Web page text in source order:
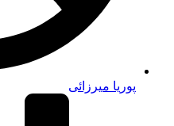
پوریا میرزائی